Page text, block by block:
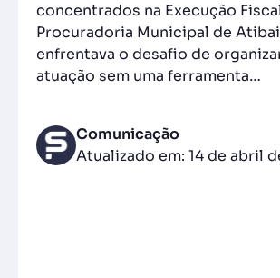
concentrados na Execução
Procuradoria Municipal de
enfrentava o desafio de
atuação sem uma ferramenta…
Comunicação
Atualizado em: 14 de abril